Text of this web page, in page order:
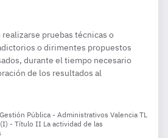
realizarse pruebas técnicas o
o dirimentes propuestos
durante el tiempo necesario
de los resultados al
Pública - Administrativos Valencia TL
- Título II La actividad de las